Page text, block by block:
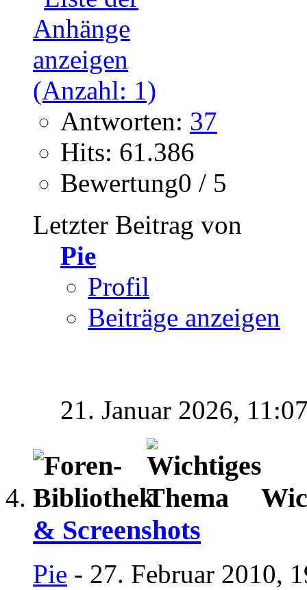
Antworten: 37
Hits: 61.386
Bewertung0 / 5
Letzter Beitrag von
Pie
Profil
Beiträge anzeigen
21. Januar 2026,
& Screenshots
Pie - 27. Februar 2010,